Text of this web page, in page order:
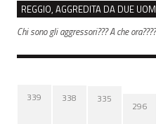
Chi sono gli aggressori??? A che
339 338 335
296